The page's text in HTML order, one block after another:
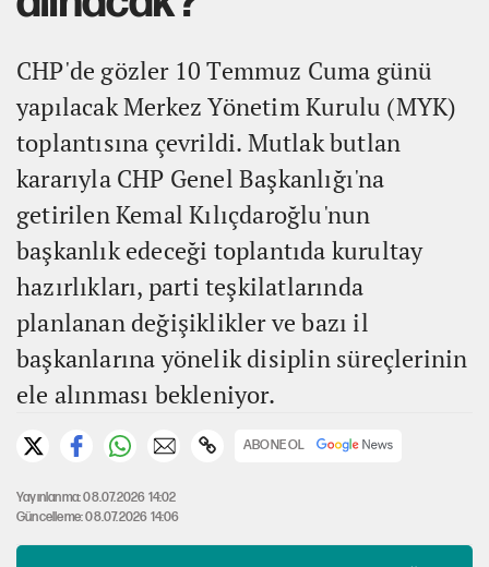
CHP'de gözler 10 Temmuz Cuma günü
yapılacak Merkez Yönetim Kurulu (MYK)
toplantısına çevrildi. Mutlak butlan
kararıyla CHP Genel Başkanlığı'na
getirilen Kemal Kılıçdaroğlu'nun
başkanlık edeceği toplantıda kurultay
hazırlıkları, parti teşkilatlarında
planlanan değişiklikler ve bazı il
başkanlarına yönelik disiplin süreçlerinin
ele alınması bekleniyor.
ABONE OL
Yayınlanma: 08.07.2026 14:02
Güncelleme: 08.07.2026 14:06